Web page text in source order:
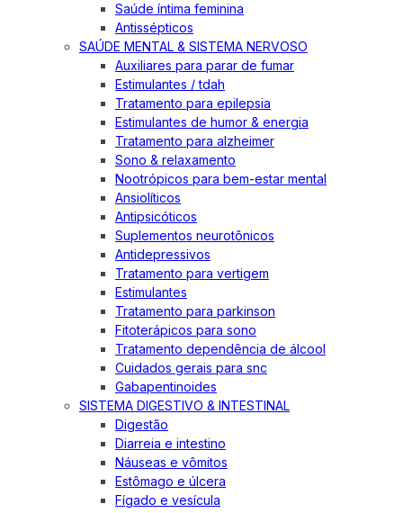
Saúde íntima feminina
Antissépticos
SAÚDE MENTAL & SISTEMA NERVOSO
Auxiliares para parar de fumar
Estimulantes / tdah
Tratamento para epilepsia
Estimulantes de humor & energia
Tratamento para alzheimer
Sono & relaxamento
Nootrópicos para bem-estar mental
Ansiolíticos
Antipsicóticos
Suplementos neurotônicos
Antidepressivos
Tratamento para vertigem
Estimulantes
Tratamento para parkinson
Fitoterápicos para sono
Tratamento dependência de álcool
Cuidados gerais para snc
Gabapentinoides
SISTEMA DIGESTIVO & INTESTINAL
Digestão
Diarreia e intestino
Náuseas e vômitos
Estômago e úlcera
Fígado e vesícula